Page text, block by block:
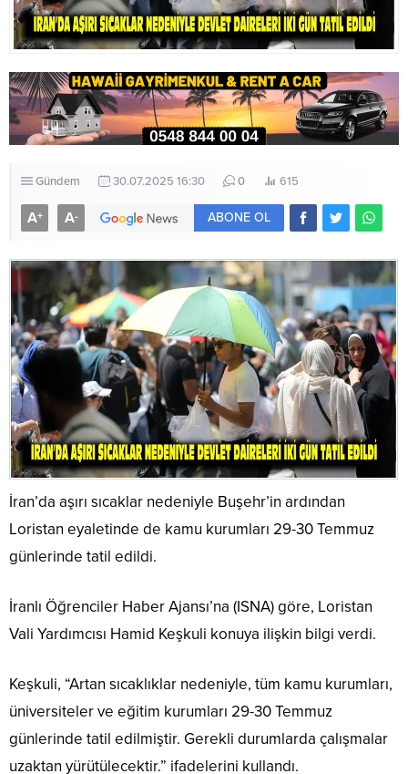
Gündem 30.07.2025 16:30 0 615
A+ A- ABONE OL
İran’da aşırı sıcaklar nedeniyle Buşehr’in ardından
Loristan eyaletinde de kamu kurumları 29-30 Temmuz
günlerinde tatil edildi.
İranlı Öğrenciler Haber Ajansı’na (ISNA) göre, Loristan
Vali Yardımcısı Hamid Keşkuli konuya ilişkin bilgi verdi.
Keşkuli, “Artan sıcaklıklar nedeniyle, tüm kamu kurumları,
üniversiteler ve eğitim kurumları 29-30 Temmuz
günlerinde tatil edilmiştir. Gerekli durumlarda çalışmalar
uzaktan yürütülecektir.” ifadelerini kullandı.